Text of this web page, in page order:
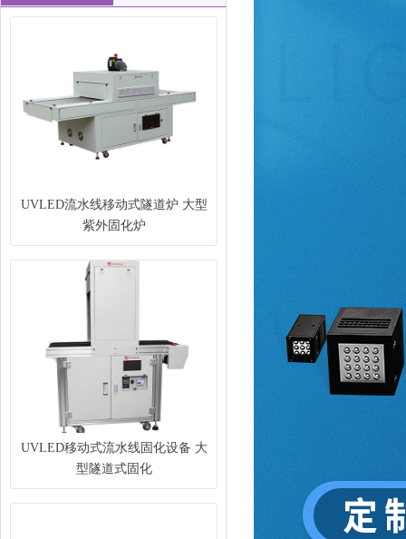
UVLED流水线移动式隧道炉 大型
紫外固化炉
UVLED移动式流水线固化设备 大
型隧道式固化